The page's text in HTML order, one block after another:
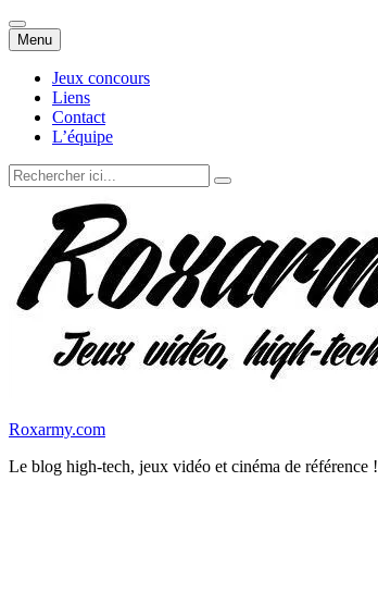
Menu Aller
au
contenu
Jeux concours
Liens
Contact
L’équipe
Recherche
pour
Roxarmy.com
Le blog high-tech, jeux vidéo et cinéma de référence !